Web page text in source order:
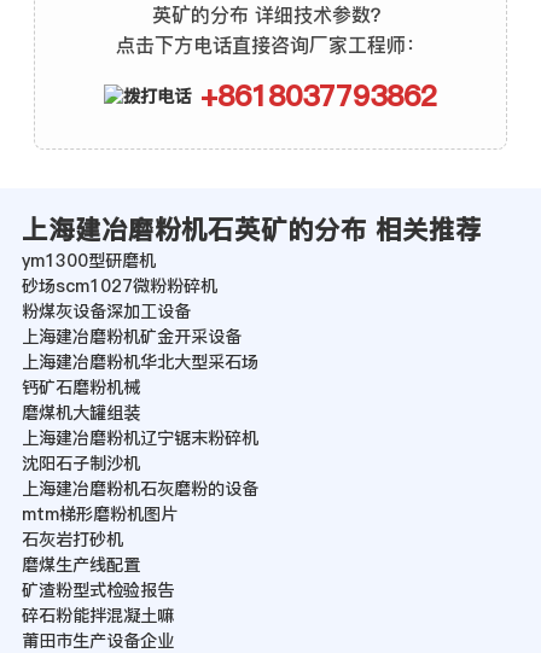
英矿的分布 详细技术参数？
点击下方电话直接咨询厂家工程师：
+8618037793862
上海建冶磨粉机石英矿的分布 相关推荐
ym1300型研磨机
砂场scm1027微粉粉碎机
粉煤灰设备深加工设备
上海建冶磨粉机矿金开采设备
上海建冶磨粉机华北大型采石场
钙矿石磨粉机械
磨煤机大罐组装
上海建冶磨粉机辽宁锯末粉碎机
沈阳石子制沙机
上海建冶磨粉机石灰磨粉的设备
mtm梯形磨粉机图片
石灰岩打砂机
磨煤生产线配置
矿渣粉型式检验报告
碎石粉能拌混凝土嘛
莆田市生产设备企业